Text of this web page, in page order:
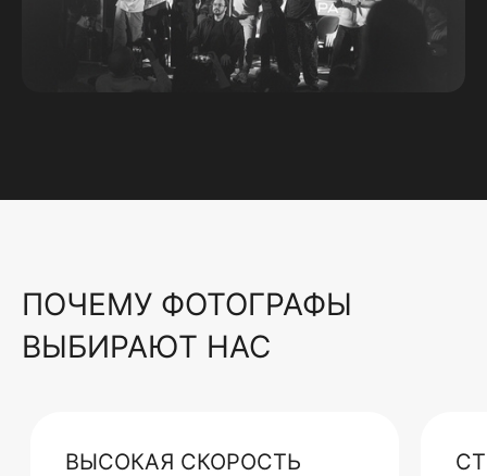
ПОЧЕМУ ФОТОГРАФЫ
ВЫБИРАЮТ НАС
ВЫСОКАЯ СКОРОСТЬ